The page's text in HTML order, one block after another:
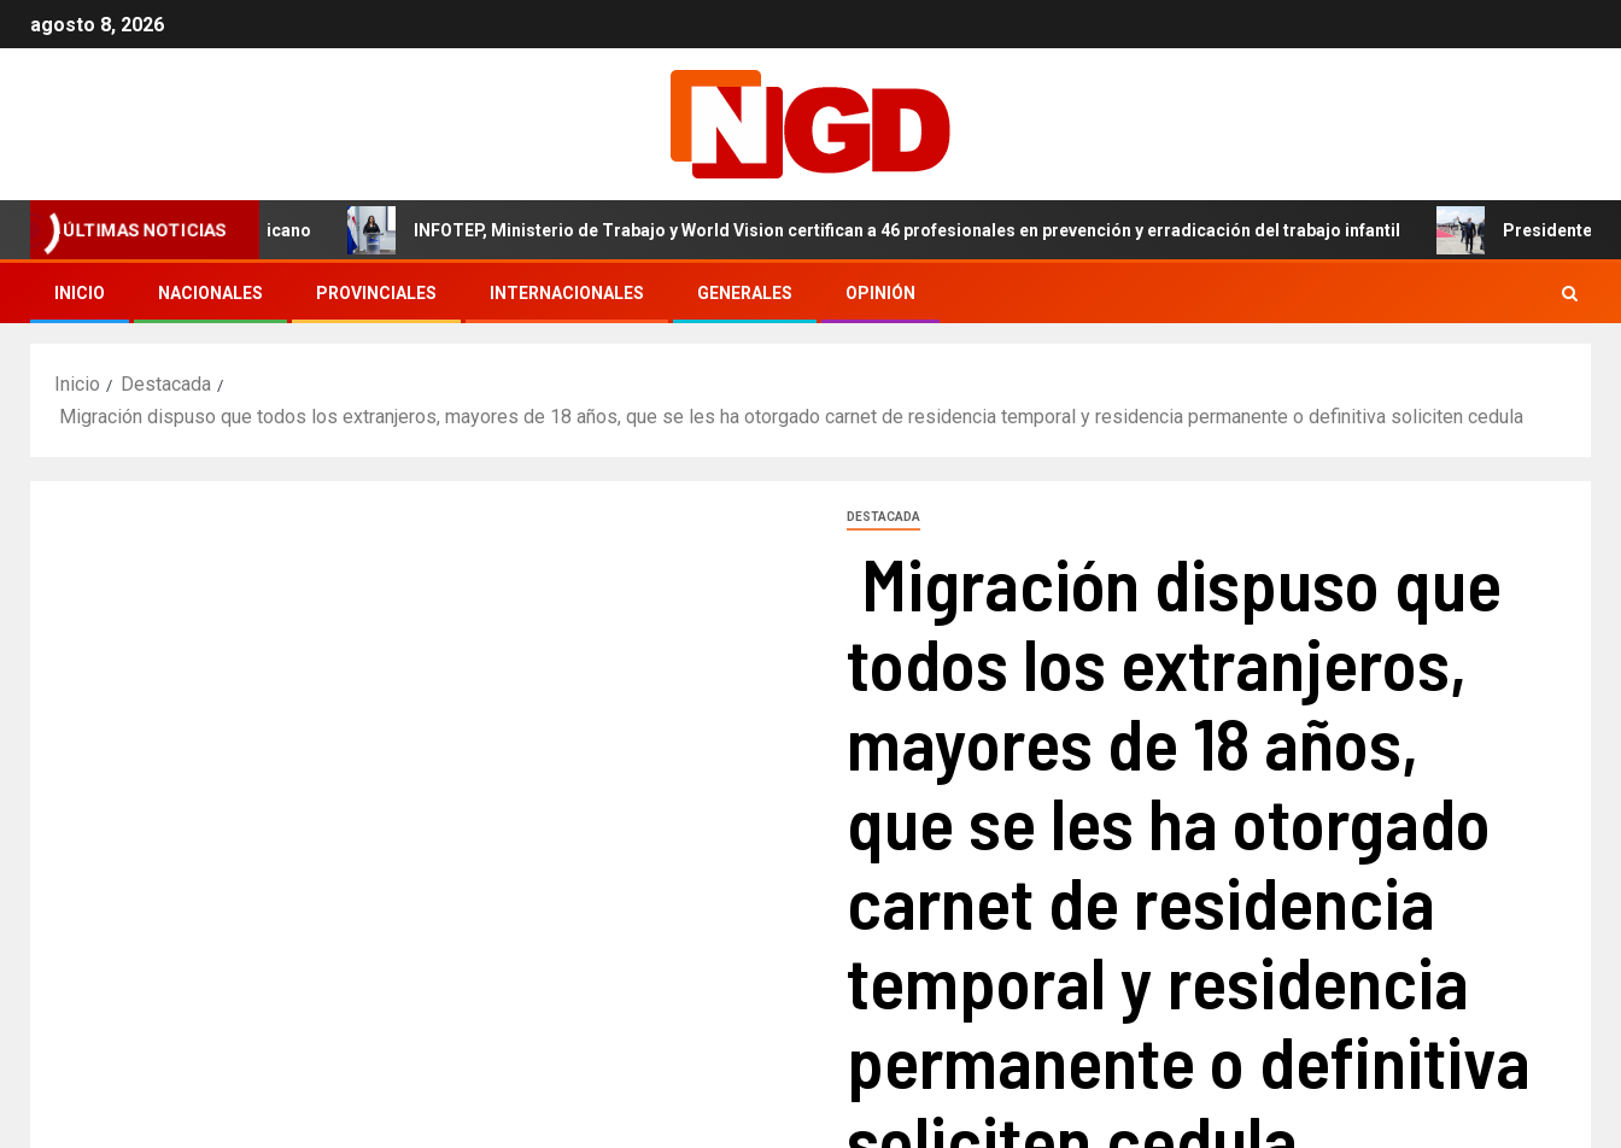
agosto 8, 2026
ÚLTIMAS NOTICIAS
del sector textil dominicano INFOTEP, Ministerio de Trabajo y World Vision certifican a 46 profesionales en prevención y erradicación del trabajo infantil Presidente Abinader
INICIO NACIONALES PROVINCIALES INTERNACIONALES GENERALES OPINIÓN
Inicio
Destacada
Migración dispuso que todos los extranjeros, mayores de 18 años, que se les ha otorgado carnet de residencia temporal y residencia permanente o definitiva soliciten cedula
DESTACADA
Migración dispuso que
todos los extranjeros,
mayores de 18 años,
que se les ha otorgado
carnet de residencia
temporal y residencia
permanente o definitiva